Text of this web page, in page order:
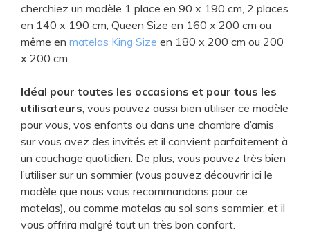
cherchiez un modèle 1 place en 90 x 190 cm, 2 places
en 140 x 190 cm, Queen Size en 160 x 200 cm ou
même en matelas King Size en 180 x 200 cm ou 200
x 200 cm.
Idéal pour toutes les occasions et pour tous les
utilisateurs , vous pouvez aussi bien utiliser ce modèle
pour vous, vos enfants ou dans une chambre d’amis
sur vous avez des invités et il convient parfaitement à
un couchage quotidien. De plus, vous pouvez très bien
l’utiliser sur un sommier (vous pouvez découvrir ici le
modèle que nous vous recommandons pour ce
matelas), ou comme matelas au sol sans sommier, et il
vous offrira malgré tout un très bon confort.